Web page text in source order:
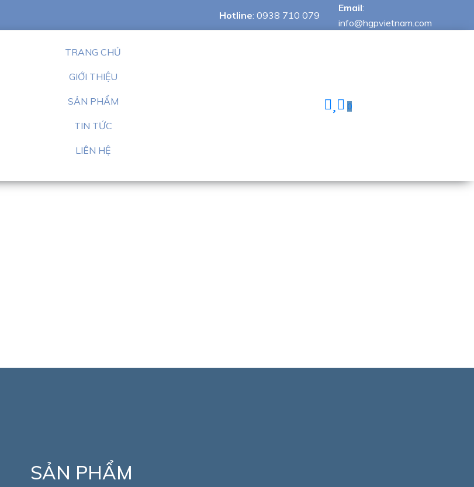
Hotline: 0938 710 079
Email:
info@hgpvietnam.com
TRANG CHỦ
GIỚI THIỆU
SẢN PHẨM
TIN TỨC
LIÊN HỆ
0
SẢN PHẨM